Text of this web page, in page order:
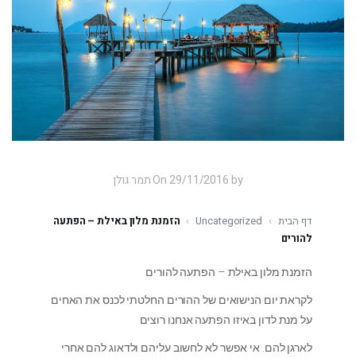
On 29/11/2016 by תמר גולן
דף הבית ›
Uncategorized
› הזמנת מלון באילת – הפתעה
להורים
הזמנת מלון באילת – הפתעה להורים
לקראת יום הנישואים של ההורים החלטתי לכנס את האחים
על מנת לדון באיזו הפתעה אנחנו רוצים
לארגן להם. אי אפשר לא לחשוב עליהם ולדאוג להם אחרי